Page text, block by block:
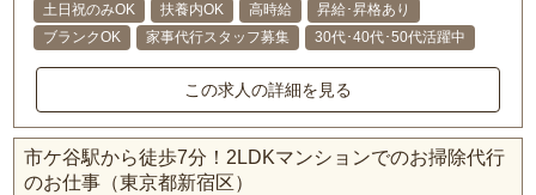
土日祝のみOK 扶養内OK 高時給
昇給･昇格あり
ブランクOK
家事代行スタッフ募集 30代･40代･50代活躍中
この求人の詳細を見る
市ケ谷駅から徒歩7分！2LDKマンションでのお掃除代行
のお仕事（東京都新宿区）